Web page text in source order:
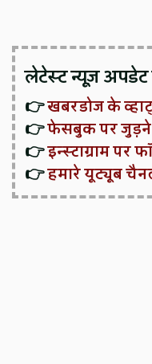
लेटेस्ट न्यूज़ अपडेट
👉खबरडोज के
👉फेसबुक पर
👉इन्स्टाग्राम पर
👉हमारे यूट्यूब